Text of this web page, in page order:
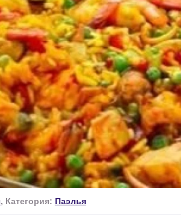
, Категория: Паэлья